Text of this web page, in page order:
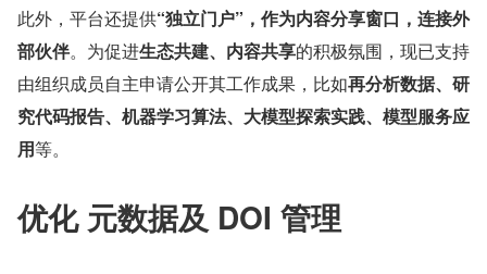
此外，平台还提供“独立门户”，作为内容分享窗口，连接外
部伙伴。为促进生态共建、内容共享的积极氛围，现已支持
由组织成员自主申请公开其工作成果，比如再分析数据、研
究代码报告、机器学习算法、大模型探索实践、模型服务应
用等。
优化 元数据及 DOI 管理